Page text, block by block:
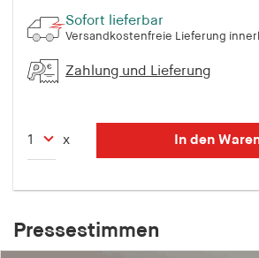
Sofort lieferbar
Versandkostenfreie Lieferung
Zahlung und Lieferung
x In den
Pressestimmen